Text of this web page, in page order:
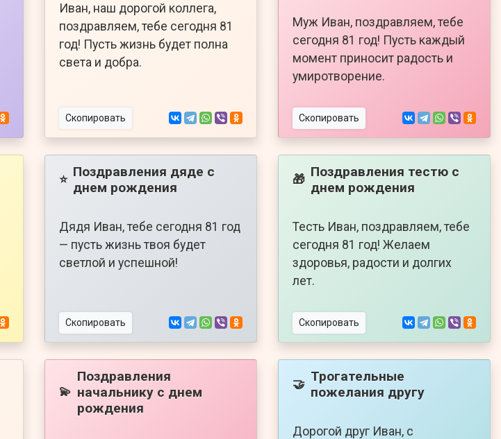
Иван, наш дорогой коллега,
поздравляем, тебе сегодня 81
год! Пусть жизнь будет полна
света и добра.
Скопировать
Муж Иван, поздравляем, тебе
сегодня 81 год! Пусть каждый
момент приносит радость и
умиротворение.
Скопировать
⭐ Поздравления дяде с
днем рождения
Дядя Иван, тебе сегодня 81 год
— пусть жизнь твоя будет
светлой и успешной!
Скопировать
🎁 Поздравления тестю с
днем рождения
Тесть Иван, поздравляем, тебе
сегодня 81 год! Желаем
здоровья, радости и долгих
лет.
Скопировать
💫
Поздравления
начальнику с днем
рождения
🤝 Трогательные
пожелания другу
Дорогой друг Иван, с